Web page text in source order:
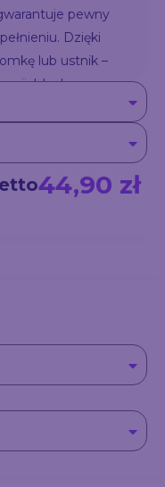
pewny
Dzięki
lub ustnik –
Idealny na co
designem i
44,90 zł